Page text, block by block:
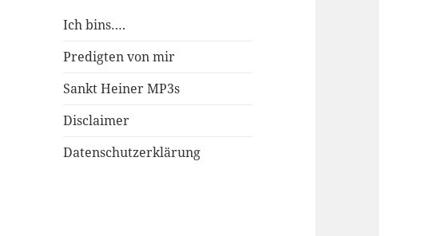
Ich bins….
Predigten von mir
Sankt Heiner MP3s
Disclaimer
Datenschutzerklärung